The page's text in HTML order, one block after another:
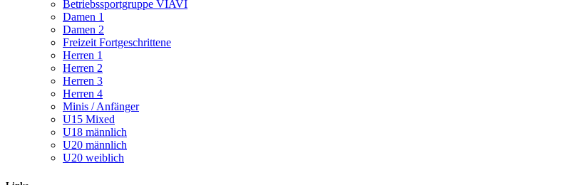
Betriebssportgruppe VIAVI
Damen 1
Damen 2
Freizeit Fortgeschrittene
Herren 1
Herren 2
Herren 3
Herren 4
Minis / Anfänger
U15 Mixed
U18 männlich
U20 männlich
U20 weiblich